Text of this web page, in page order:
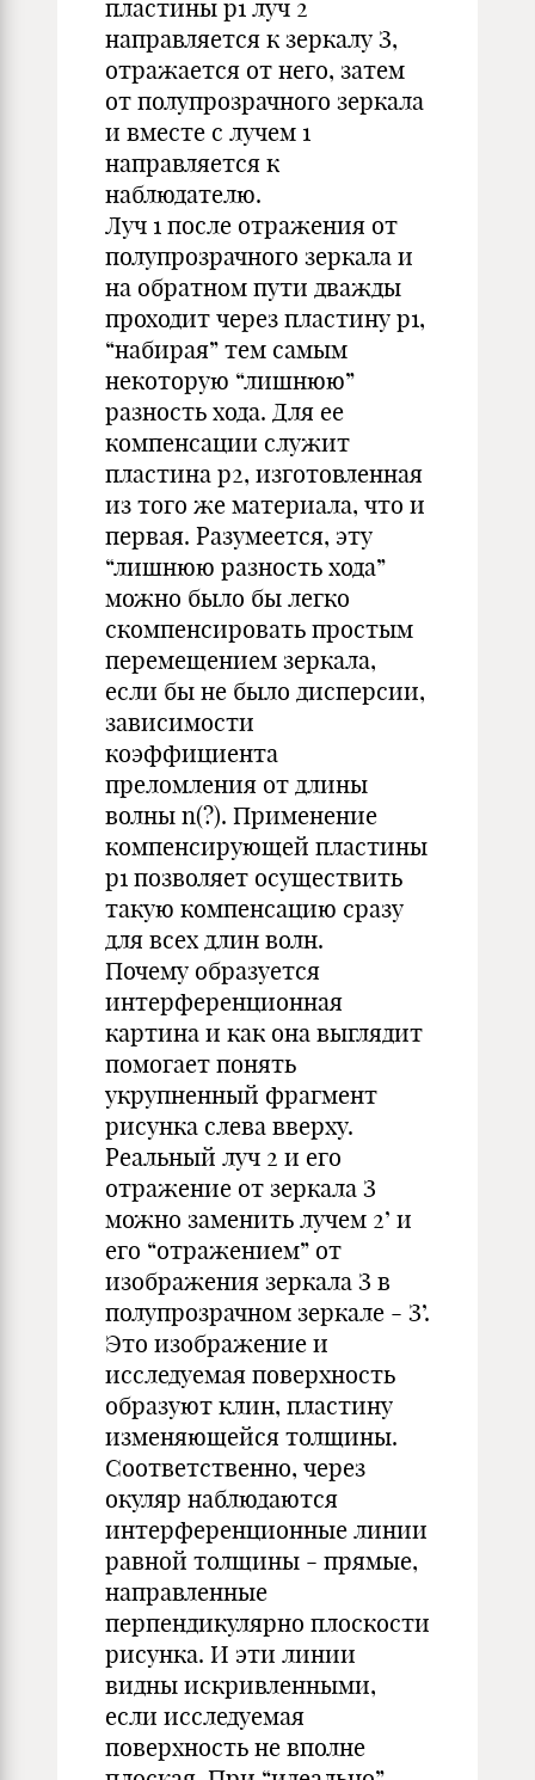
пластины p1 луч 2
направляется к зеркалу З,
отражается от него, затем
от полупрозрачного зеркала
и вместе с лучем 1
направляется к
наблюдателю.
Луч 1 после отражения от
полупрозрачного зеркала и
на обратном пути дважды
проходит через пластину p1,
“набирая” тем самым
некоторую “лишнюю”
разность хода. Для ее
компенсации служит
пластина p2, изготовленная
из того же материала, что и
первая. Разумеется, эту
“лишнюю разность хода”
можно было бы легко
скомпенсировать простым
перемещением зеркала,
если бы не было дисперсии,
зависимости
коэффициента
преломления от длины
волны n(?). Применение
компенсирующей пластины
p1 позволяет осуществить
такую компенсацию сразу
для всех длин волн.
Почему образуется
интерференционная
картина и как она выглядит
помогает понять
укрупненный фрагмент
рисунка слева вверху.
Реальный луч 2 и его
отражение от зеркала З
можно заменить лучем 2’ и
его “отражением” от
изображения зеркала З в
полупрозрачном зеркале - З’.
Это изображение и
исследуемая поверхность
образуют клин, пластину
изменяющейся толщины.
Соответственно, через
окуляр наблюдаются
интерференционные линии
равной толщины - прямые,
направленные
перпендикулярно плоскости
рисунка. И эти линии
видны искривленными,
если исследуемая
поверхность не вполне